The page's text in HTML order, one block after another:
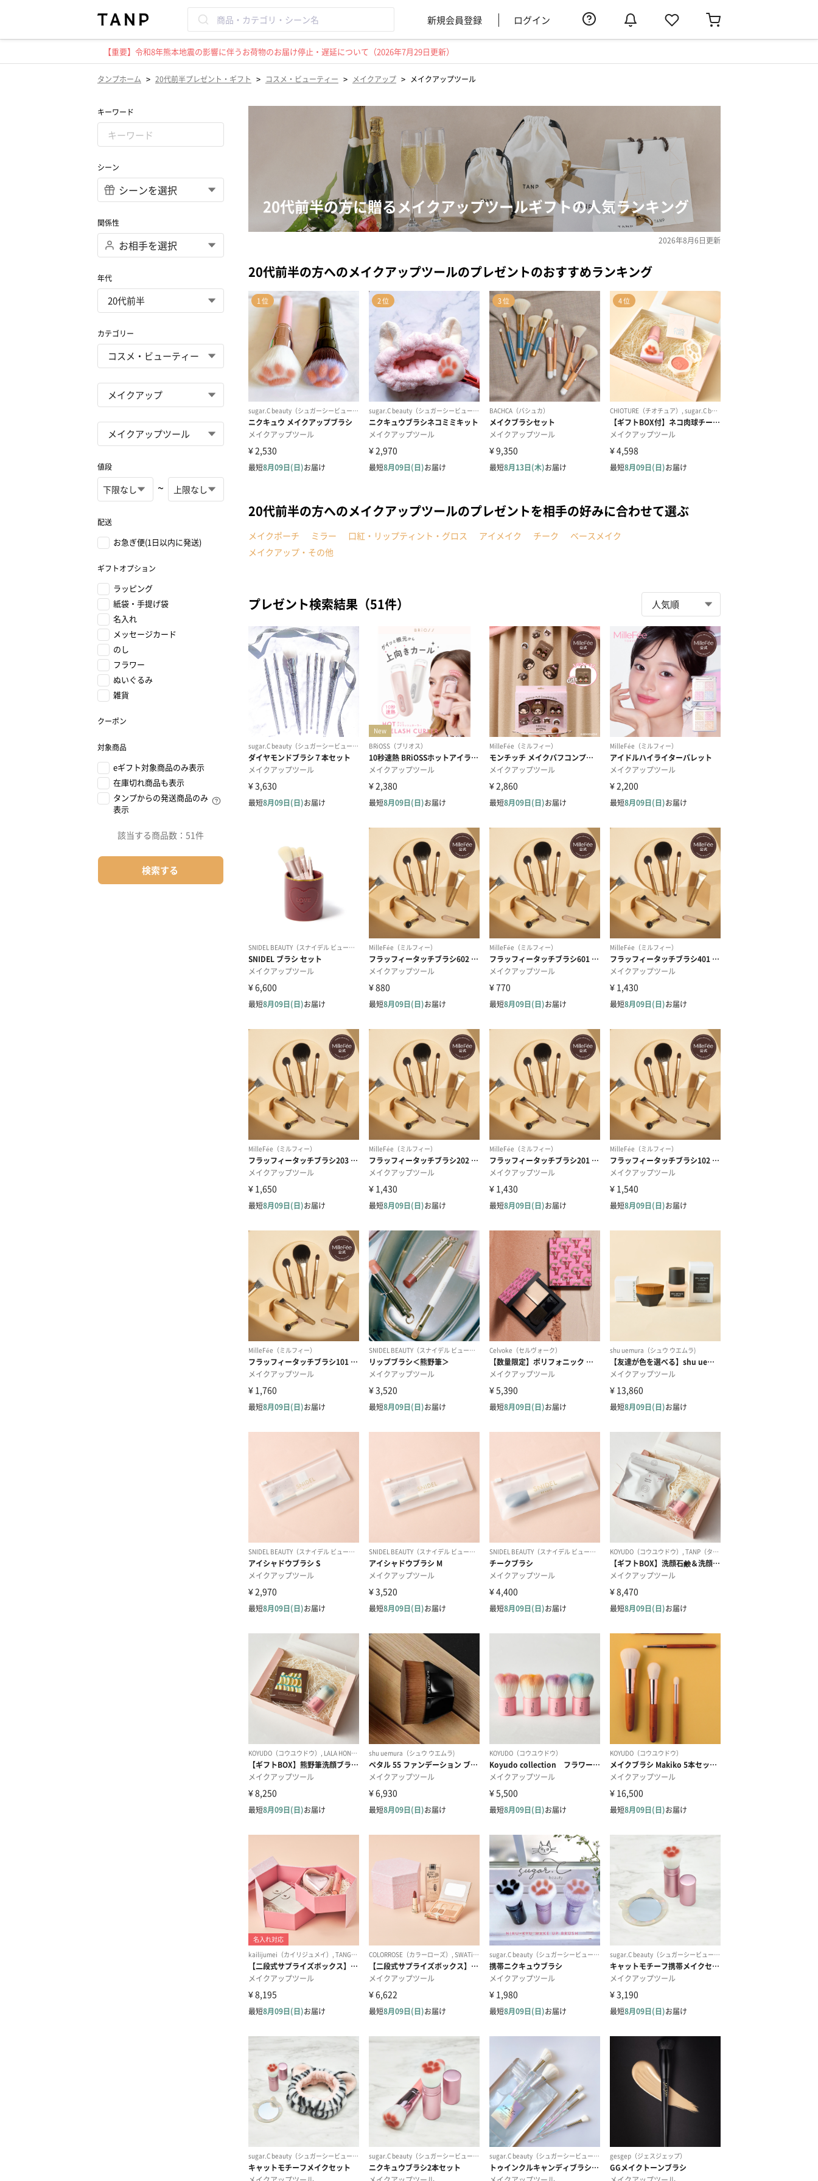
新規会員登録 ログイン
【重要】令和8年熊本地震の影響に伴うお荷物のお届け停止・遅延について（2026年7月29日更新）
タンプホーム > 20代前半プレゼント・ギフト > コスメ・ビューティー > メイクアップ > メイクアップツール
キーワード
シーン
関係性
年代
カテゴリー
値段
~
配送
お急ぎ便(1日以内に発送)
ギフトオプション
ラッピング
紙袋・手提げ袋
名入れ
メッセージカード
のし
フラワー
ぬいぐるみ
雑貨
クーポン
対象商品
eギフト対象商品のみ表示
在庫切れ商品も表示
タンプからの発送商品のみ
表示
該当する商品数： 51件
検索する
20代前半の方に贈るメイクアップツールギフトの人気ランキング
2026年8月6日更新
20代前半の方へのメイクアップツールのプレゼントのおすすめランキング
20代前半の方へのメイクアップツールのプレゼントを相手の好みに合わせて選ぶ
メイクポーチ ミラー 口紅・リップティント・グロス アイメイク チーク
ベースメイク
メイクアップ・その他
プレゼント検索結果（51件）